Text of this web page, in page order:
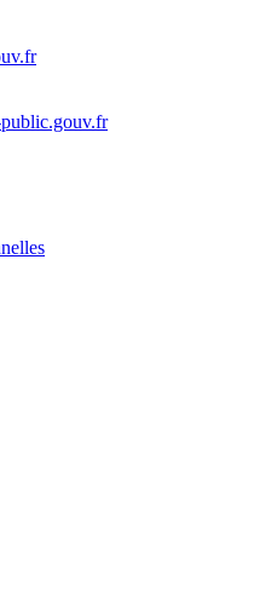
public.gouv.fr